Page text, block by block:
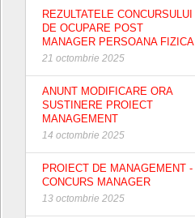
REZULTATELE CONCURSULUI
DE OCUPARE POST
MANAGER PERSOANA FIZICA
21 octombrie 2025
ANUNT MODIFICARE ORA
SUSTINERE PROIECT
MANAGEMENT
14 octombrie 2025
PROIECT DE MANAGEMENT -
CONCURS MANAGER
13 octombrie 2025